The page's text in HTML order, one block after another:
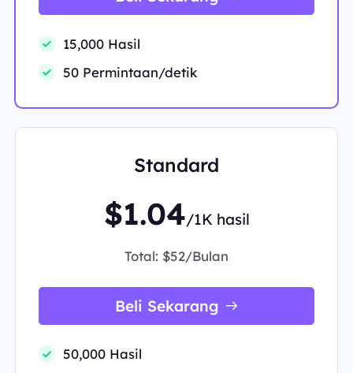
15,000 Hasil
50 Permintaan/detik
Standard
$1.04/1K hasil
Total: $52/Bulan
Beli Sekarang
50,000 Hasil